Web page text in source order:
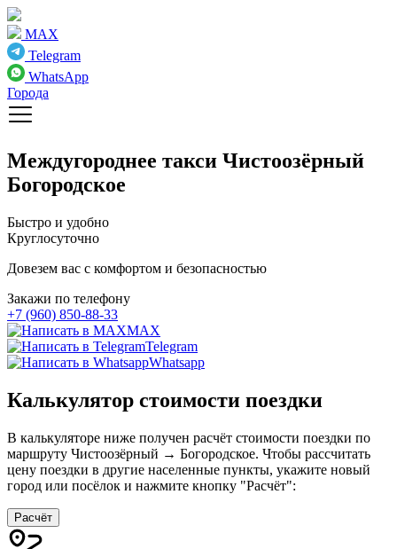
MAX
Telegram
WhatsApp
Города
Междугороднее такси Чистоозёрный
Богородское
Быстро и удобно
Круглосуточно
Довезем вас с комфортом и безопасностью
Закажи по телефону
+7 (960) 850-88-33
MAX
Telegram
Whatsapp
Калькулятор стоимости поездки
В калькуляторе ниже получен расчёт стоимости поездки по
маршруту Чистоозёрный → Богородское. Чтобы рассчитать
цену поездки в другие населенные пункты, укажите новый
город или посёлок и нажмите кнопку "Расчёт":
Расчёт